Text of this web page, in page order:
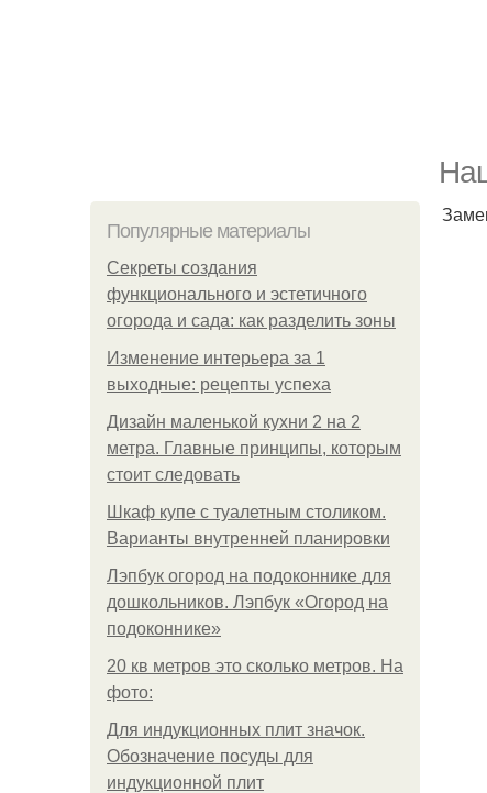
Популярные материалы
Секреты создания
функционального и эстетичного
огорода и сада: как разделить зоны
Изменение интерьера за 1
выходные: рецепты успеха
Дизайн маленькой кухни 2 на 2
метра. Главные принципы, которым
стоит следовать
Шкаф купе с туалетным столиком.
Варианты внутренней планировки
Лэпбук огород на подоконнике для
дошкольников. Лэпбук «Огород на
подоконнике»
20 кв метров это сколько метров. На
фото:
Для индукционных плит значок.
Обозначение посуды для
индукционной плит